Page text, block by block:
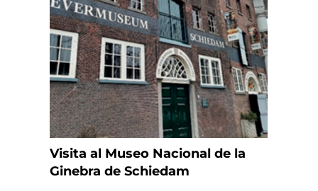
Visita al Museo Nacional de la
Ginebra de Schiedam